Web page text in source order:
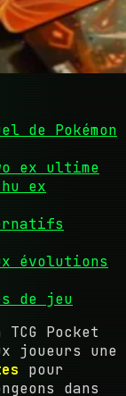
de Pokémon
ex ultime
ex
évolutions
de jeu
Pocket
joueurs une
pour
dans